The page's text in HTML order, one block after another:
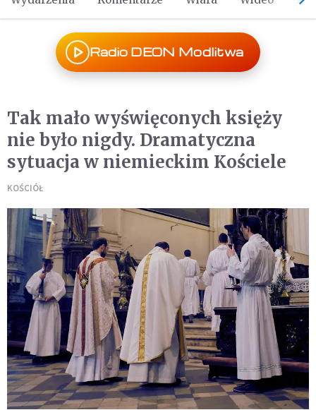
Radio DEON Modlitwa
Tak mało wyświęconych księży
nie było nigdy. Dramatyczna
sytuacja w niemieckim Kościele
KOŚCIÓŁ